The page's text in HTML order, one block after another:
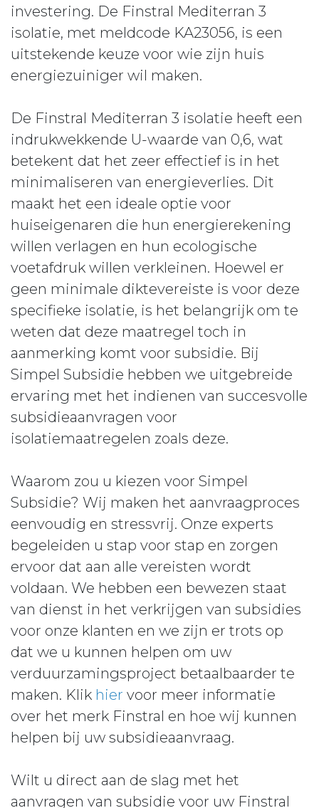
investering. De Finstral Mediterran 3
isolatie, met meldcode KA23056, is een
uitstekende keuze voor wie zijn huis
energiezuiniger wil maken.
De Finstral Mediterran 3 isolatie heeft een
indrukwekkende U-waarde van 0,6, wat
betekent dat het zeer effectief is in het
minimaliseren van energieverlies. Dit
maakt het een ideale optie voor
huiseigenaren die hun energierekening
willen verlagen en hun ecologische
voetafdruk willen verkleinen. Hoewel er
geen minimale diktevereiste is voor deze
specifieke isolatie, is het belangrijk om te
weten dat deze maatregel toch in
aanmerking komt voor subsidie. Bij
Simpel Subsidie hebben we uitgebreide
ervaring met het indienen van succesvolle
subsidieaanvragen voor
isolatiemaatregelen zoals deze.
Waarom zou u kiezen voor Simpel
Subsidie? Wij maken het aanvraagproces
eenvoudig en stressvrij. Onze experts
begeleiden u stap voor stap en zorgen
ervoor dat aan alle vereisten wordt
voldaan. We hebben een bewezen staat
van dienst in het verkrijgen van subsidies
voor onze klanten en we zijn er trots op
dat we u kunnen helpen om uw
verduurzamingsproject betaalbaarder te
maken. Klik hier voor meer informatie
over het merk Finstral en hoe wij kunnen
helpen bij uw subsidieaanvraag.
Wilt u direct aan de slag met het
aanvragen van subsidie voor uw Finstral